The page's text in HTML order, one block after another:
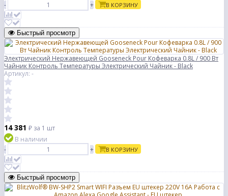
-
+ В КОРЗИНУ
Быстрый просмотр
Электрический Нержавеющей Gooseneck Pour Кофеварка 0.8L / 900 Вт
Чайник Контроль Температуры Электрический Чайник - Black
Артикул: -
14 381 ₽ за 1 шт
В наличии
-
+ В КОРЗИНУ
Быстрый просмотр